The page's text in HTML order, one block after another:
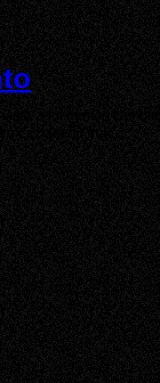
aquí hemos
es hacerlo mas...